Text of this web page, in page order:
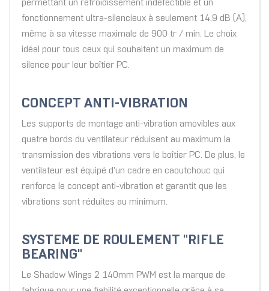
permettant un refroidissement indéfectible et un
fonctionnement ultra-silencieux à seulement 14,9 dB (A),
même à sa vitesse maximale de 900 tr / min. Le choix
idéal pour tous ceux qui souhaitent un maximum de
silence pour leur boîtier PC.
CONCEPT ANTI-VIBRATION
Les supports de montage anti-vibration amovibles aux
quatre bords du ventilateur réduisent au maximum la
transmission des vibrations vers le boîtier PC. De plus, le
ventilateur est équipé d'un cadre en caoutchouc qui
renforce le concept anti-vibration et garantit que les
vibrations sont réduites au minimum.
SYSTEME DE ROULEMENT "RIFLE
BEARING"
Le Shadow Wings 2 140mm PWM est la marque de